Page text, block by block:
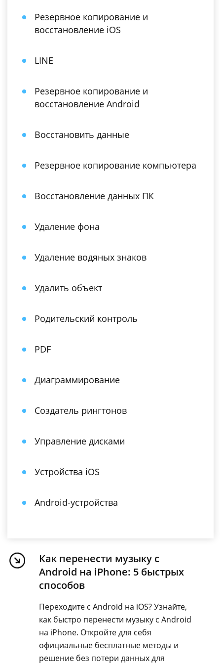
Резервное копирование и
восстановление iOS
LINE
Резервное копирование и
восстановление Android
Восстановить данные
Резервное копирование компьютера
Восстановление данных ПК
Удаление фона
Удаление водяных знаков
Удалить объект
Родительский контроль
PDF
Диаграммирование
Создатель рингтонов
Управление дисками
Устройства iOS
Android-устройства
Как перенести музыку с
Android на iPhone: 5 быстрых
способов
Переходите с Android на iOS? Узнайте,
как быстро перенести музыку с Android
на iPhone. Откройте для себя
официальные бесплатные методы и
решение без потери данных для